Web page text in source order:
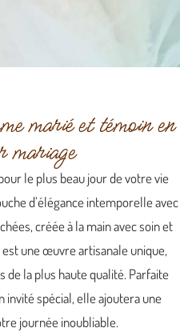
marié et témoin en
mariage
le plus beau jour de votre vie
d’élégance intemporelle avec
créée à la main avec soin et
une œuvre artisanale unique,
de la plus haute qualité. Parfaite
invité spécial, elle ajoutera une
journée inoubliable.